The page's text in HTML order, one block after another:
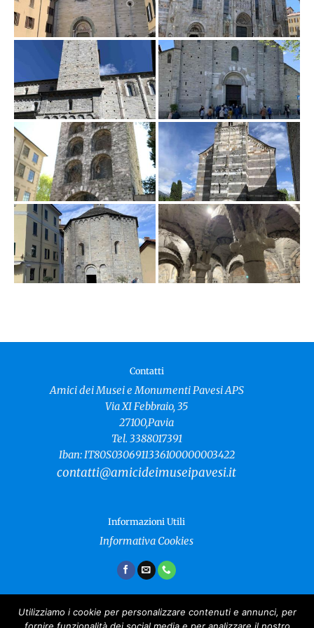
Contatti
Amici dei Musei e Monumenti Pavesi APS
Via XI Febbraio, 35
27100,Pavia
Tel. 3388017391
Iban: IT80S0306911336100000003422
contatti@amicideimuseipavesi.it
Informazioni Utili
Informativa Cookies
Utilizziamo i cookie per personalizzare contenuti e annunci, per